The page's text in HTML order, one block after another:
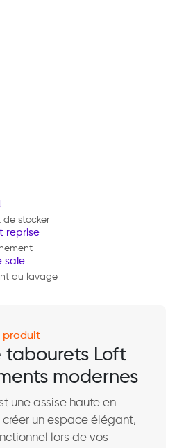
de stocker
reprise
sale
du lavage
produit
tabourets Loft
modernes
une assise haute en
un espace élégant,
lors de vos